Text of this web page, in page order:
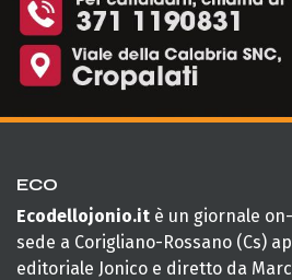
ECO
Ecodellojonio.it è un giornale
sede a Corigliano-Rossano (Cs)
editoriale Jonico e diretto da